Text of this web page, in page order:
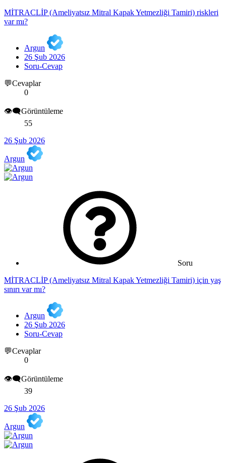
MİTRACLİP (Ameliyatsız Mitral Kapak Yetmezliği Tamiri) riskleri
var mı?
Argun
26 Şub 2026
Soru-Cevap
💬Cevaplar
0
👁️‍🗨️Görüntüleme
55
26 Şub 2026
Argun
Soru
MİTRACLİP (Ameliyatsız Mitral Kapak Yetmezliği Tamiri) için yaş
sınırı var mı?
Argun
26 Şub 2026
Soru-Cevap
💬Cevaplar
0
👁️‍🗨️Görüntüleme
39
26 Şub 2026
Argun